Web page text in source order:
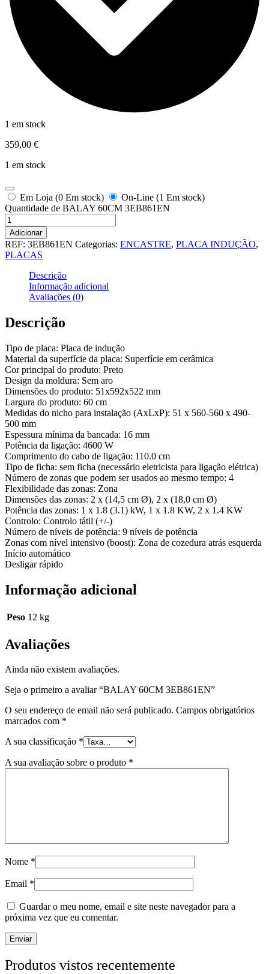
1 em stock
359,00 €
1 em stock
Em Loja (0 Em stock)
On-Line (1 Em stock)
Quantidade de BALAY 60CM 3EB861EN
Adicionar
REF: 3EB861EN Categorias: ENCASTRE, PLACA INDUÇÃO,
PLACAS
Descrição
Informação adicional
Avaliações (0)
Descrição
Tipo de placa: Placa de indução
Material da superfície da placa: Superfície em cerâmica
Cor principal do produto: Preto
Design da moldura: Sem aro
Dimensões do produto: 51x592x522 mm
Largura do produto: 60 cm
Medidas do nicho para instalação (AxLxP): 51 x 560-560 x 490-
500 mm
Espessura mínima da bancada: 16 mm
Potência da ligação: 4600 W
Comprimento do cabo de ligação: 110.0 cm
Tipo de ficha: sem ficha (necessário eletricista para ligação elétrica)
Número de zonas que podem ser usados ao mesmo tempo: 4
Flexibilidade das zonas: Zona
Dimensões das zonas: 2 x (14,5 cm Ø), 2 x (18,0 cm Ø)
Potência das zonas: 1 x 1.8 (3.1) kW, 1 x 1.8 KW, 2 x 1.4 KW
Controlo: Controlo tátil (+/-)
Número de níveis de potência: 9 níveis de potência
Zonas com nível intensivo (boost): Zona de cozedura atrás esquerda
Início automático
Desligar rápido
Informação adicional
Peso 12 kg
Avaliações
Ainda não existem avaliações.
Seja o primeiro a avaliar “BALAY 60CM 3EB861EN”
O seu endereço de email não será publicado. Campos obrigatórios
marcados com *
A sua classificação *
A sua avaliação sobre o produto *
Nome *
Email *
Guardar o meu nome, email e site neste navegador para a
próxima vez que eu comentar.
Produtos vistos recentemente